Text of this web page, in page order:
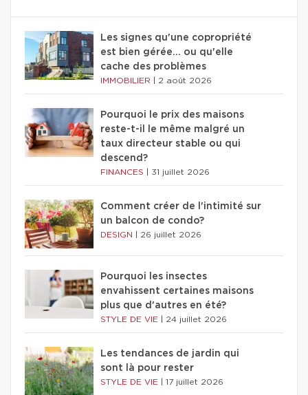
Les signes qu'une copropriété
est bien gérée… ou qu'elle
cache des problèmes
IMMOBILIER 2 août 2026
Pourquoi le prix des maisons
reste-t-il le même malgré un
taux directeur stable ou qui
descend?
FINANCES 31 juillet 2026
Comment créer de l'intimité sur
un balcon de condo?
DESIGN 26 juillet 2026
Pourquoi les insectes
envahissent certaines maisons
plus que d'autres en été?
STYLE DE VIE 24 juillet 2026
Les tendances de jardin qui
sont là pour rester
STYLE DE VIE 17 juillet 2026